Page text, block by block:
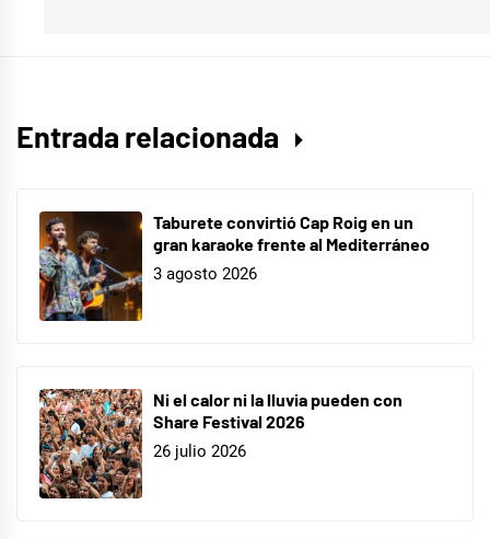
Entrada relacionada
Taburete convirtió Cap Roig en un
gran karaoke frente al Mediterráneo
3 agosto 2026
Ni el calor ni la lluvia pueden con
Share Festival 2026
26 julio 2026